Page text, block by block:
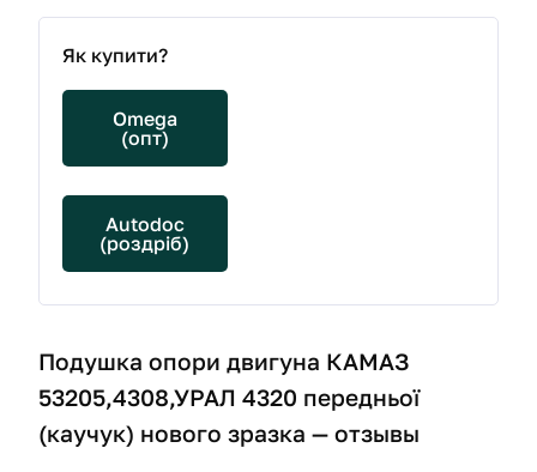
Як купити?
Omega
(опт)
Autodoc
(роздріб)
Подушка опори двигуна КАМАЗ
53205,4308,УРАЛ 4320 передньої
(каучук) нового зразка — отзывы